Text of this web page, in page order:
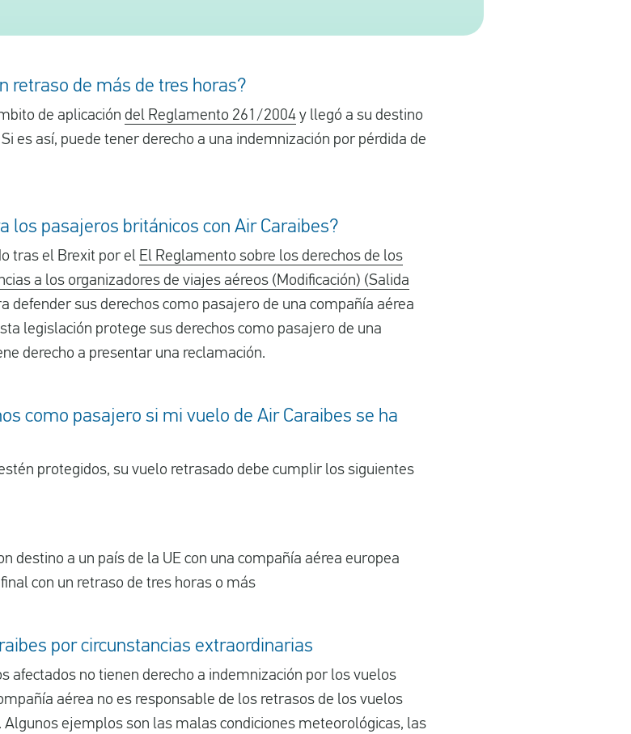
retraso de más de tres horas?
de aplicación del Reglamento 261/2004 y llegó a su destino
es así, puede tener derecho a una indemnización por pérdida de
los pasajeros británicos con Air Caraibes?
tras el Brexit por el El Reglamento sobre los derechos de los
a los organizadores de viajes aéreos (Modificación) (Salida
defender sus derechos como pasajero de una compañía aérea
legislación protege sus derechos como pasajero de una
derecho a presentar una reclamación.
como pasajero si mi vuelo de Air Caraibes se ha
protegidos, su vuelo retrasado debe cumplir los siguientes
destino a un país de la UE con una compañía aérea europea
con un retraso de tres horas o más
por circunstancias extraordinarias
afectados no tienen derecho a indemnización por los vuelos
aérea no es responsable de los retrasos de los vuelos
. Algunos ejemplos son las malas condiciones meteorológicas, las